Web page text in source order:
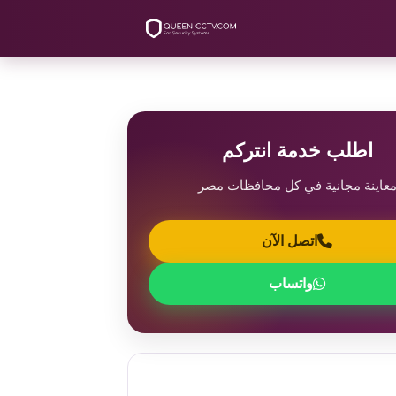
اطلب خدمة انتركم
معاينة مجانية في كل محافظات مصر
اتصل الآن
واتساب